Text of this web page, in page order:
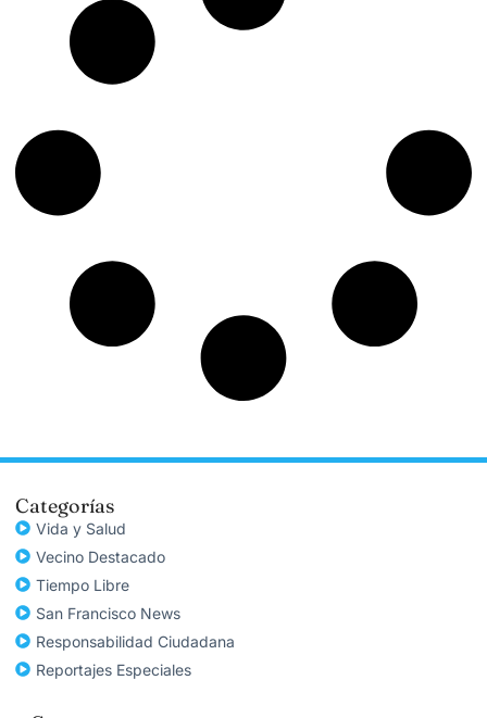
Categorías
Vida y Salud
Vecino Destacado
Tiempo Libre
San Francisco News
Responsabilidad Ciudadana
Reportajes Especiales